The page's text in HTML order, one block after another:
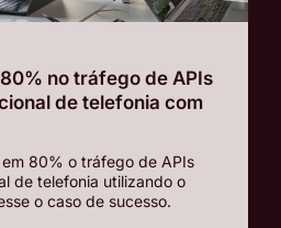
no tráfego de APIs
de telefonia com
80% o tráfego de APIs
de telefonia utilizando o
o caso de sucesso.